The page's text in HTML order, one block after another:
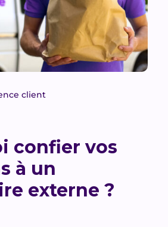
client
confier vos
à un
externe ?